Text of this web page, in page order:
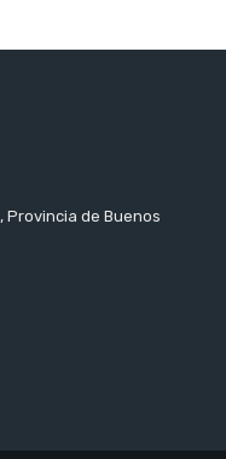
Provincia de Buenos